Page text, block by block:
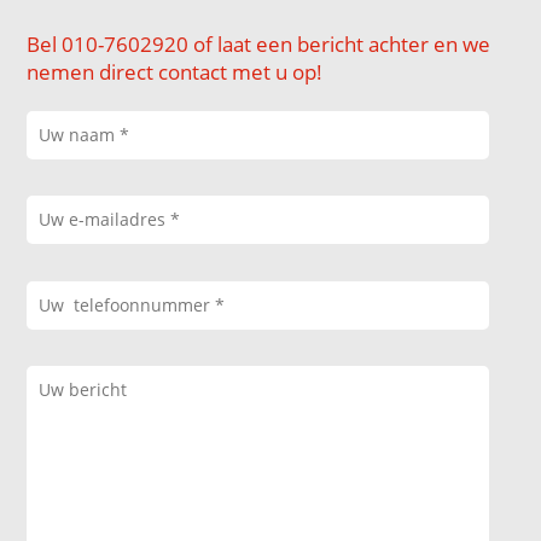
Bel 010-7602920 of laat een bericht achter en we
nemen direct contact met u op!